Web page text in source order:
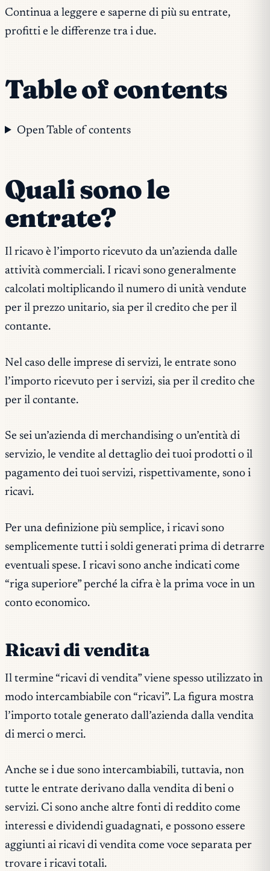
Continua a leggere e saperne di più su entrate,
profitti e le differenze tra i due.
Table of contents
Open Table of contents
Quali sono le
entrate?
Il ricavo è l’importo ricevuto da un’azienda dalle
attività commerciali. I ricavi sono generalmente
calcolati moltiplicando il numero di unità vendute
per il prezzo unitario, sia per il credito che per il
contante.
Nel caso delle imprese di servizi, le entrate sono
l’importo ricevuto per i servizi, sia per il credito che
per il contante.
Se sei un’azienda di merchandising o un’entità di
servizio, le vendite al dettaglio dei tuoi prodotti o il
pagamento dei tuoi servizi, rispettivamente, sono i
ricavi.
Per una definizione più semplice, i ricavi sono
semplicemente tutti i soldi generati prima di detrarre
eventuali spese. I ricavi sono anche indicati come
“riga superiore” perché la cifra è la prima voce in un
conto economico.
Ricavi di vendita
Il termine “ricavi di vendita” viene spesso utilizzato in
modo intercambiabile con “ricavi”. La figura mostra
l’importo totale generato dall’azienda dalla vendita
di merci o merci.
Anche se i due sono intercambiabili, tuttavia, non
tutte le entrate derivano dalla vendita di beni o
servizi. Ci sono anche altre fonti di reddito come
interessi e dividendi guadagnati, e possono essere
aggiunti ai ricavi di vendita come voce separata per
trovare i ricavi totali.